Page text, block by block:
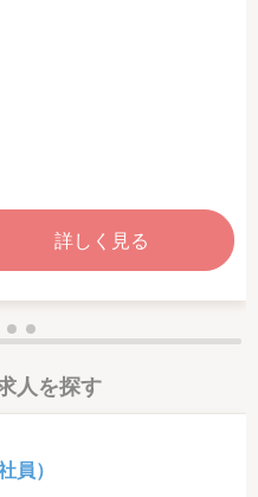
詳しく見る
人を探す
員）